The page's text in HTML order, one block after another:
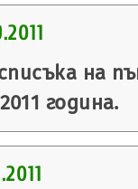
на
година.